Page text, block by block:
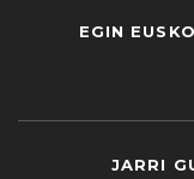
EGIN
JARRI